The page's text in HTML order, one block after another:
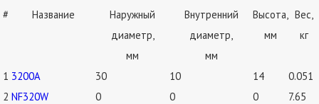
# Название
Наружный
диаметр,
мм
Внутренний
диаметр,
мм
Высота,
мм
Вес,
кг
1 3200A 30 10 14
0.051
2 NF320W 0 0 0
7.65